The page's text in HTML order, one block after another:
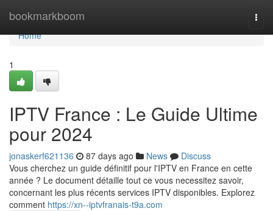
bookmarkboom
Home
Home
1
IPTV France : Le Guide Ultime
pour 2024
jonaskerf621136 87 days ago News
Discuss
Vous cherchez un guide définitif pour l'IPTV en France en cette
année ? Le document détaille tout ce vous necessitez savoir,
concernant les plus récents services IPTV disponibles. Explorez
comment https://xn--iptvfranais-t9a.com